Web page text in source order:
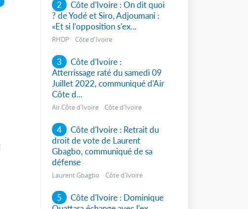
2
Côte d'Ivoire : On dit quoi
? de Yodé et Siro, Adjoumani :
«Et si l'opposition s'ex...
RHDP Côte d'Ivoire
3
Côte d'Ivoire :
Atterrissage raté du samedi 09
Juillet 2022, communiqué d'Air
Côte d...
Air Côte d'Ivoire Côte d'Ivoire
4
Côte d'Ivoire : Retrait du
droit de vote de Laurent
Gbagbo, communiqué de sa
défense
Laurent Gbagbo Côte d'Ivoire
5
Côte d'Ivoire : Dominique